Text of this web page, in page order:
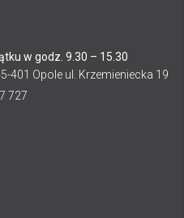
w godz. 9.30 – 15.30
401 Opole ul. Krzemieniecka 19
727